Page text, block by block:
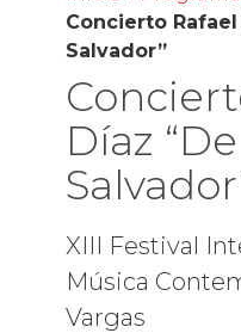
Concierto
Salvador”
Díaz
XIII Festival
Música
Vargas